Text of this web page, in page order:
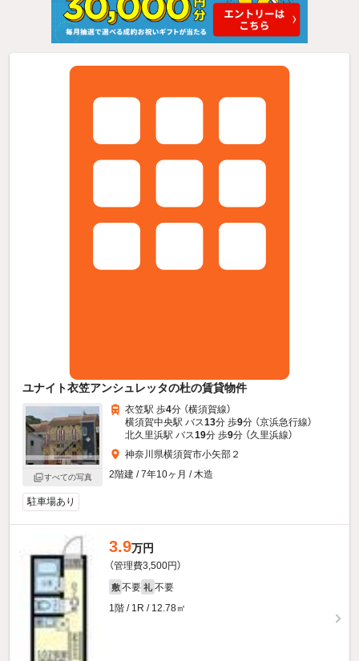
ユナイト衣笠アンシュレッタの杜の賃貸物件
すべての写真
衣笠駅 歩4分 （横須賀線）
横須賀中央駅 バス13分 歩9分 （京浜急行線）
北久里浜駅 バス19分 歩9分 （久里浜線）
神奈川県横須賀市小矢部２
2階建 / 7年10ヶ月 / 木造
駐車場あり
3.9万円
（管理費3,500円）
敷 不要 礼 不要
1階 / 1R / 12.78㎡